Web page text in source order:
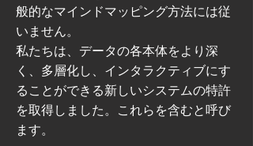
般的なマインドマッピング方法には従
いません。
私たちは、データの各本体をより深
く、多層化し、インタラクティブにす
ることができる新しいシステムの特許
を取得しました。これらを含むと呼び
ます。